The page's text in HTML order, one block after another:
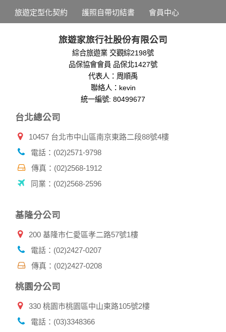
分析，分析結果之統計數據或說明文字呈現，除供內部研究
外，我們會視需要公佈統計數據及說明文字，但不涉及特定個
除非取得您的同意或其他法令之特別規定，本網站絕不會將您
的個人資料揭露予第三人或使用於蒐集目的以外之其他用途。
在您於本網站註冊帳號、使用本網站相關產品、服務、活動或
贈獎時，本網站會收集您的個人識別資料，本網站也可以從商
業夥伴處取得個人資料。
當客戶在本網站註冊時，我們會取得您的姓名、電話、住址、
當您註冊成功，並登入使用我們的服務後，我們即取得您的資
號、電子郵件、出生日期、性別、行業等相關資料，當您註冊
成功，並登入使用我們的服務後，本網站即取得您的資料。
其他除了上述，會保留您在上網瀏覽或查詢時，伺服器自行產
生的相關記錄，包括您使用連線設備的 IP 位址、使用時間、使
的瀏覽器予以標示，歸納使用者瀏覽器在本網站內部所瀏覽的
商，或與連結本網站，也可能蒐集您個人的資料。對於您主動
保護政策，其資料處理措施不適用本網站隱私權保護政策，本
公司不負任何連帶責任。
或電子郵件給您。本公司除了在該資料或電子郵件上註明是由
收這些資料或電子郵件的方法及說明。
資料使用:
本公司不會向任何人出售或出借您的個人識別資料。
旅遊定型化契約 護照自帶切結書 會員中心
旅遊家旅行社股份有限公司
綜合旅遊業 交觀綜2198號
品保協會會員 品保北1427號
代表人：周順禹
聯絡人：kevin
統一編號: 80499677
台北總公司
10457 台北市中山區南京東路二段88號4樓
電話：(02)2571-9798
傳真：(02)2568-1912
同業：(02)2568-2596
基隆分公司
200 基隆市仁愛區孝二路57號1樓
電話：(02)2427-0207
傳真：(02)2427-0208
桃園分公司
330 桃園市桃園區中山東路105號2樓
電話：(03)3348366